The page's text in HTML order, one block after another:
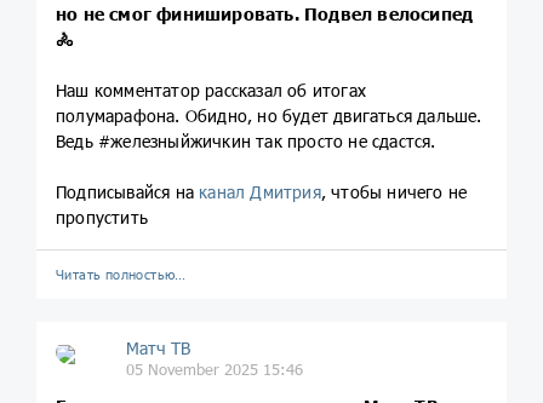
но не смог финишировать. Подвел велосипед
🚴
Наш комментатор рассказал об итогах
полумарафона. Обидно, но будет двигаться дальше.
Ведь #железныйжичкин так просто не сдастся.
Подписывайся на канал Дмитрия, чтобы ничего не
пропустить
Читать полностью…
Матч ТВ
05 November 2025 15:46